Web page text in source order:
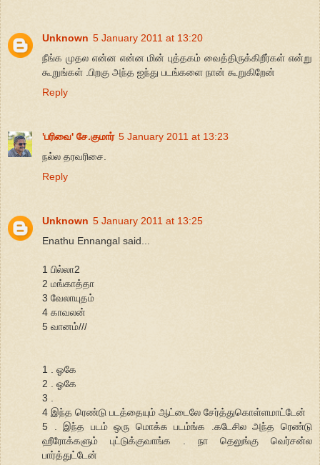
Unknown 5 January 2011 at 13:20
நீங்க முதல என்ன என்ன மின் புத்தகம் வைத்திருக்கிறீர்கள் என்று
கூறுங்கள் .பிறகு அந்த ஐந்து படங்களை நான் கூறுகிறேன்
Reply
'பரிவை' சே.குமார் 5 January 2011 at 13:23
நல்ல தரவரிசை.
Reply
Unknown 5 January 2011 at 13:25
Enathu Ennangal said...
1 பில்லா2
2 மங்காத்தா
3 வேலாயுதம்
4 காவலன்
5 வானம்///
1 . ஓகே
2 . ஓகே
3 .
4 இந்த ரெண்டு படத்தையும் ஆட்டைலே சேர்த்துகொள்ளமாட்டேன்
5 . இந்த படம் ஒரு மொக்க படம்ங்க .கடேசில அந்த ரெண்டு
ஹீரோக்களும் புட்டுக்குவாங்க . நா தெலுங்கு வெர்சன்ல
பார்த்துட்டேன்